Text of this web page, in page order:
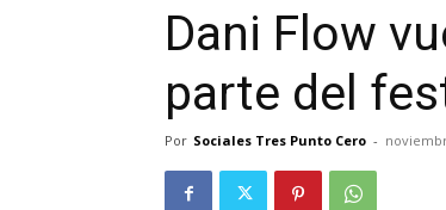
Dani Flow
parte del
Por Sociales Tres Punto Cero -